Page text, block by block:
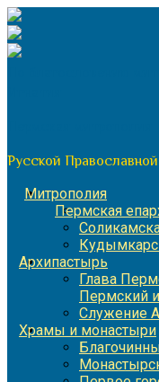
Перейти
к
содержимому
Русской
Митрополия
Пермская
Архипастырь
Глава
Пермский
Служение
Храмы и монастыри